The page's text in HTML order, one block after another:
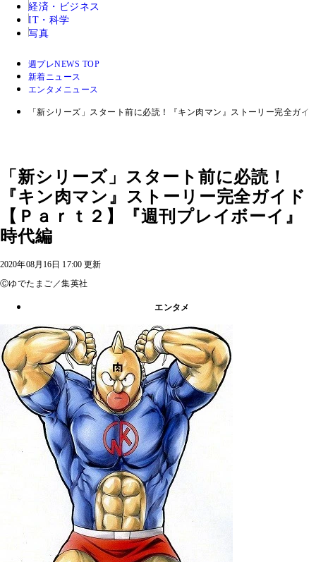
経済・ビジネス
IT・科学
写真
週プレNEWS TOP
新着ニュース
エンタメニュース
「新シリーズ」スタート前に必読！『キン肉マン』ストーリー完全ガ
「新シリーズ」スタート前に必読！
『キン肉マン』ストーリー完全ガイド
【Ｐａｒｔ２】『週刊プレイボーイ』
時代編
2020年08月16日 17:00 更新
Ⓒゆでたまご／集英社
エンタメ